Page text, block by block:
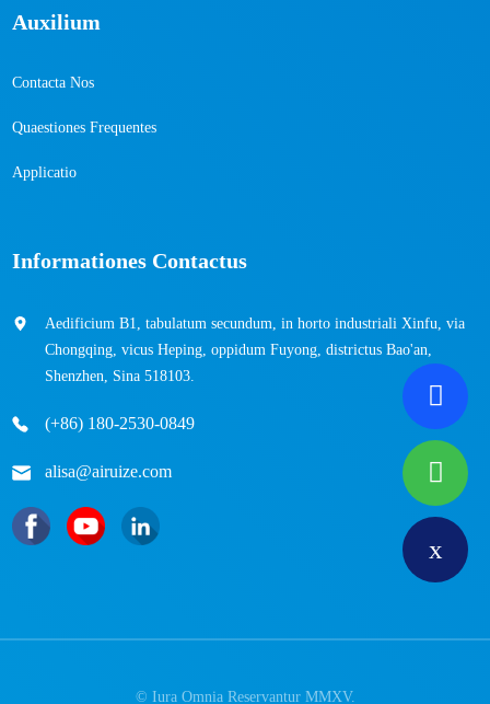
Auxilium
Contacta Nos
Quaestiones Frequentes
Applicatio
Informationes Contactus
Aedificium B1, tabulatum secundum, in horto industriali Xinfu, via
Chongqing, vicus Heping, oppidum Fuyong, districtus Bao'an,
Shenzhen, Sina 518103.
(+86) 180-2530-0849
alisa@airuize.com
© Iura Omnia Reservantur MMXV.